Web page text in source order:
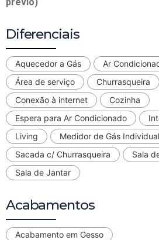
prévio)
Diferenciais
Aquecedor a Gás
Ar
Área de serviço
Churrasqueira
Conexão à internet
Cozinha
Espera para Ar Condicionado
Living
Medidor de Gás Individual
Sacada c/ Churrasqueira
Sala
Sala de Jantar
Acabamentos
Acabamento em Gesso